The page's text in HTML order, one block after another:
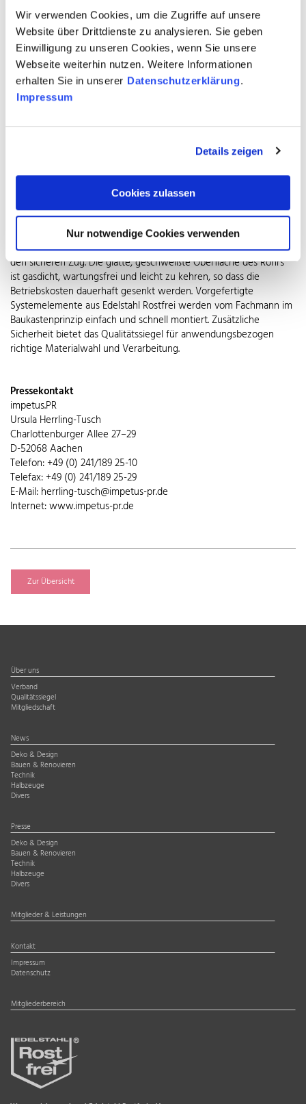
Wir verwenden Cookies, um die Zugriffe auf unsere
Website über Drittdienste zu analysieren. Sie geben
Einwilligung zu unseren Cookies, wenn Sie unsere
Webseite weiterhin nutzen. Weitere Informationen
erhalten Sie in unserer Datenschutzerklärung.
Impressum
Details zeigen
Cookies zulassen
Nur notwendige Cookies verwenden
sind deutlich effizienter, so dass sich bereits nach wenigen Jahren
die Anschaffung rechnet. Wichtig: Jede Feuerstätte muss an einen
passenden Schornstein angeschlossen werden. Hierfür gilt es,
zusammen mit dem zuständigen Bezirksschornsteinfegermeister
zu prüfen, ob der bestehende Schornstein für die neue Heizung
verwendet werden kann, verändert oder saniert werden muss
oder ein neues Abgassystem zu installieren ist.
Edelstahl Rostfrei mit Qualitätssiegel eignen sich für alle
korrosionsbeständig bewähren sie sich im Gebäude zum Einbau in
bestehende Schornsteine oder Schachtsysteme. Als außen
installierte Anlage sehen sie überdies auch noch glänzend aus. Sie
brauchen nur wenig Platz und dank geringem Gewicht auch keine
speziellen Fundamente, was sich positiv auf die Bauzeit auswirkt.
Der dünnwandige Werkstoff erwärmt sich schnell und sorgt so für
den sicheren Zug. Die glatte, geschweißte Oberfläche des Rohrs
ist gasdicht, wartungsfrei und leicht zu kehren, so dass die
Betriebskosten dauerhaft gesenkt werden. Vorgefertigte
Systemelemente aus Edelstahl Rostfrei werden vom Fachmann im
Baukastenprinzip einfach und schnell montiert. Zusätzliche
Sicherheit bietet das Qualitätssiegel für anwendungsbezogen
richtige Materialwahl und Verarbeitung.
Pressekontakt
impetus.PR
Ursula Herrling-Tusch
Charlottenburger Allee 27–29
D-52068 Aachen
Telefon: +49 (0) 241/189 25-10
Telefax: +49 (0) 241/189 25-29
E-Mail: herrling-tusch@impetus-pr.de
Internet: www.impetus-pr.de
Zur Übersicht
Über uns
Verband
Qualitätssiegel
Mitgliedschaft
News
Deko & Design
Bauen & Renovieren
Technik
Halbzeuge
Divers
Presse
Deko & Design
Bauen & Renovieren
Technik
Halbzeuge
Divers
Mitglieder & Leistungen
Kontakt
Impressum
Datenschutz
Mitgliederbereich